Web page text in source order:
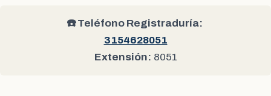
☎️ Teléfono Registraduría:
3154628051
Extensión: 8051